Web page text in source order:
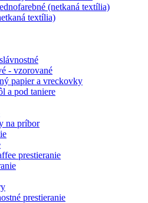
(netkaná textília)
textília)
- vzorované
papier a vreckovky
a pod taniere
na príbor
prestieranie
prestieranie